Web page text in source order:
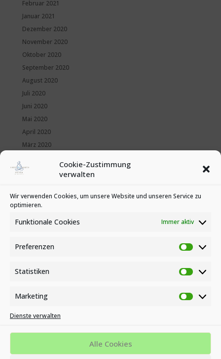
Cookie-Zustimmung
verwalten
Wir verwenden Cookies, um unsere Website und unseren Service zu
optimieren.
Funktionale Cookies Immer aktiv
Preferenzen
Statistiken
Marketing
Marketing
Dienste verwalten
Alle Cookies
Februar 2021
Januar 2021
Dezember 2020
November 2020
Oktober 2020
September 2020
August 2020
Juli 2020
Juni 2020
Mai 2020
April 2020
März 2020
Januar 2020
Kategorien
News
Veranstaltungen